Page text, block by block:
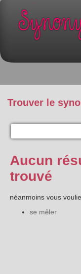
Trouver le
Aucun
trouvé
néanmoins vous
se mêler